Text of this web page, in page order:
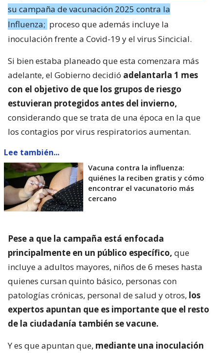
su campaña de vacunación 2025 contra la
Influenza; proceso que además incluye la
inoculación frente a Covid-19 y el virus Sincicial.
Si bien estaba planeado que esta comenzara más
adelante, el Gobierno decidió adelantarla 1 mes
con el objetivo de que los grupos de riesgo
estuvieran protegidos antes del invierno,
considerando que se trata de una época en la que
los contagios por virus respiratorios aumentan.
Lee también...
Vacuna contra la influenza:
quiénes la reciben gratis y cómo
encontrar el vacunatorio más
cercano
Pese a que la campaña está enfocada
principalmente en un público específico, que
incluye a adultos mayores, niños de 6 meses hasta
quienes cursan quinto básico, personas con
patologías crónicas, personal de salud y otros, los
expertos apuntan que es importante que el resto
de la ciudadanía también se vacune.
Y es que apuntan que, mediante una inoculación